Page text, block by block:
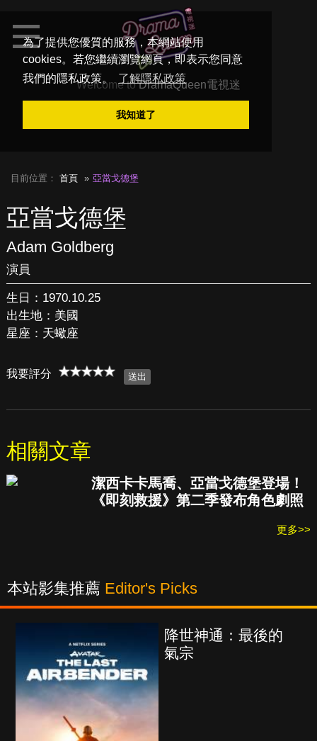
為了提供您優質的服務，本網站使用
cookies。若您繼續瀏覽網頁，即表示您同意
我們的隱私政策。
了解隱私政策
我知道了
Welcome toDramaQueen電視迷
目前位置： 首頁 亞當戈德堡
亞當戈德堡
Adam Goldberg
演員
生日：1970.10.25
出生地：美國
星座：天蠍座
我要評分
相關文章
潔西卡卡馬喬、亞當戈德堡登場！
《即刻救援》第二季發布角色劇照
更多>>
本站影集推薦 Editor's Picks
降世神通：最後的
氣宗